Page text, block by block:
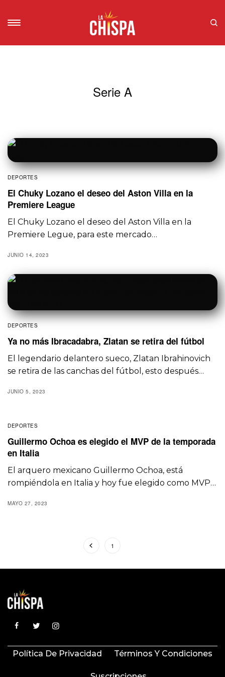
Serie A
DEPORTES
El Chuky Lozano el deseo del Aston Villa en la
Premiere League
El Chuky Lozano el deseo del Aston Villa en la
Premiere Legue, para este mercado…
JUNIO 14, 2023
DEPORTES
Ya no más Ibracadabra, Zlatan se retira del fútbol
El legendario delantero sueco, Zlatan Ibrahinovich
se retira de las canchas del fútbol, esto después…
JUNIO 5, 2023
DEPORTES
Guillermo Ochoa es elegido el MVP de la temporada
en Italia
El arquero mexicano Guillermo Ochoa, está
rompiéndola en Italia y hoy fue elegido como MVP…
MAYO 27, 2023
1
Política De Privacidad Términos Y Condiciones